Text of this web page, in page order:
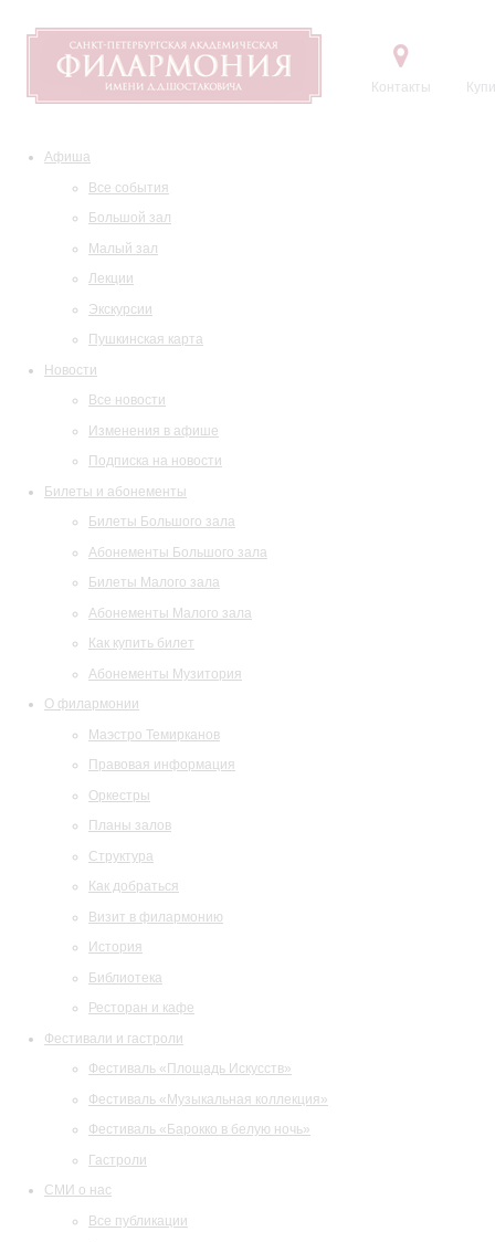
Контакты
Афиша
Все события
Большой зал
Малый зал
Лекции
Экскурсии
Пушкинская карта
Новости
Все новости
Изменения в афише
Подписка на новости
Билеты и абонементы
Билеты Большого зала
Абонементы Большого зала
Билеты Малого зала
Абонементы Малого зала
Как купить билет
Абонементы Музитория
О филармонии
Маэстро Темирканов
Правовая информация
Оркестры
Планы залов
Структура
Как добраться
Визит в филармонию
История
Библиотека
Ресторан и кафе
Фестивали и гастроли
Фестиваль «Площадь Искусств»
Фестиваль «Музыкальная коллекция»
Фестиваль «Барокко в белую ночь»
Гастроли
СМИ о нас
Все публикации